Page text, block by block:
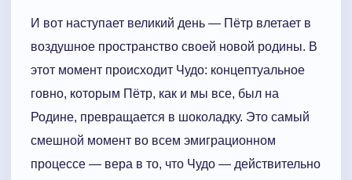
И вот наступает великий день — Пётр влетает в
воздушное пространство своей новой родины. В
этот момент происходит Чудо: концептуальное
говно, которым Пётр, как и мы все, был на
Родине, превращается в шоколадку. Это самый
смешной момент во всем эмиграционном
процессе — вера в то, что Чудо — действительно